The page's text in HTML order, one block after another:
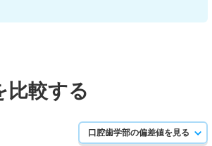
比較する
口腔歯学部の偏差値を見る